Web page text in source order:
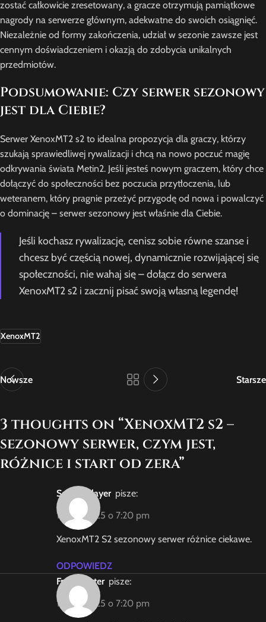
zostać całkowicie zresetowany, a gracze otrzymują pamiątkowe
nagrody na serwerze głównym, adekwatne do swoich osiągnięć.
Niezależnie od formy zakończenia, udział w sezonie zawsze jest
cennym doświadczeniem i okazją do zdobycia unikalnych
przedmiotów.
Podsumowanie: Czy serwer sezonowy
jest dla Ciebie?
Serwer XenoxMT2 s2 to idealna propozycja dla graczy, którzy
szukają sprawiedliwej rywalizacji i chcą na nowo poczuć magię
odkrywania świata Metin2. Jeśli jesteś nowym graczem, który chce
dołączyć do społeczności bez poczucia przytłoczenia, lub
weteranem, który pragnie przeżyć przygodę od nowa i powalczyć
o dominację – serwer sezonowy jest właśnie dla Ciebie.
Jeśli kochasz rywalizację, cenisz sobie równe szanse i
chcesz być częścią nowej, dynamicznie rozwijającej się
społeczności, nie wahaj się – dołącz do serwera
XenoxMT2 s2 i zacznij pisać swoją własną legendę!
XenoxMT2
Nowsze Starsze
3 thoughts on “XenoxMT2 s2 –
sezonowy serwer, czym jest,
różnice i start od zera”
SeasonPlayer pisze:
1 lipca, 2025 o 7:20 pm
XenoxMT2 S2 sezonowy serwer różnice ciekawe.
ODPOWIEDZ
FreshStarter pisze:
1 lipca, 2025 o 7:20 pm